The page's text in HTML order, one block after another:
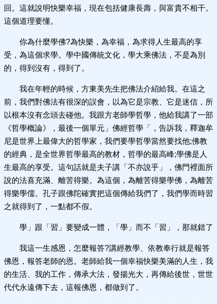
回。這就說明快樂幸福，現在包括健康長壽，與富貴不相干。
這個道理要懂。
你為什麼學佛?為快樂，為幸福，為求得人生最高的享
受，為這個求學。學中國傳統文化，學大乘佛法，不是為別
的，得到沒有，得到了。
我在年輕的時候，方東美先生把佛法介紹給我。在這之
前，我們對佛法有很深的誤會，以為它是宗教、它是迷信，所
以根本沒有念頭去碰他。我跟方老師學哲學，他給我講了一部
《哲學概論》，最後一個單元」佛經哲學「，告訴我，釋迦牟
尼是世界上最偉大的哲學家，我們要學哲學當然要找他;佛教
的經典，是全世界哲學最高的教材，哲學的最高峰;學佛是人
生最高的享受。這句話就是夫子講「不亦說乎」，佛門裡面所
說的法喜充滿、離苦得樂。為這個，為離苦得樂學佛，為離苦
得樂學儒。孔子跟佛陀確實把這個傳給我們了，我們學而時習
之就得到了，一點都不假。
學」跟「習」要變成一體，「學」而不「習」，那就錯了
我這一生感恩，怎麼報答?講經教學、依教奉行就是報答
佛恩，報答老師的恩。老師給我一個幸福快樂美滿的人生，我
的生活、我的工作，傳承大法，發揚光大，再傳給後世，世世
代代永遠傳下去，這報佛恩，都做到了。